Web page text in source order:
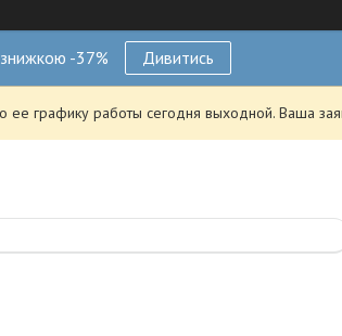
знижкою -37% Дивитись
ее графику работы сегодня выходной. Ваша